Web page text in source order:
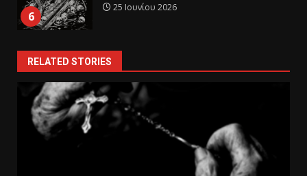
6
25 Ιουνίου 2026
RELATED STORIES